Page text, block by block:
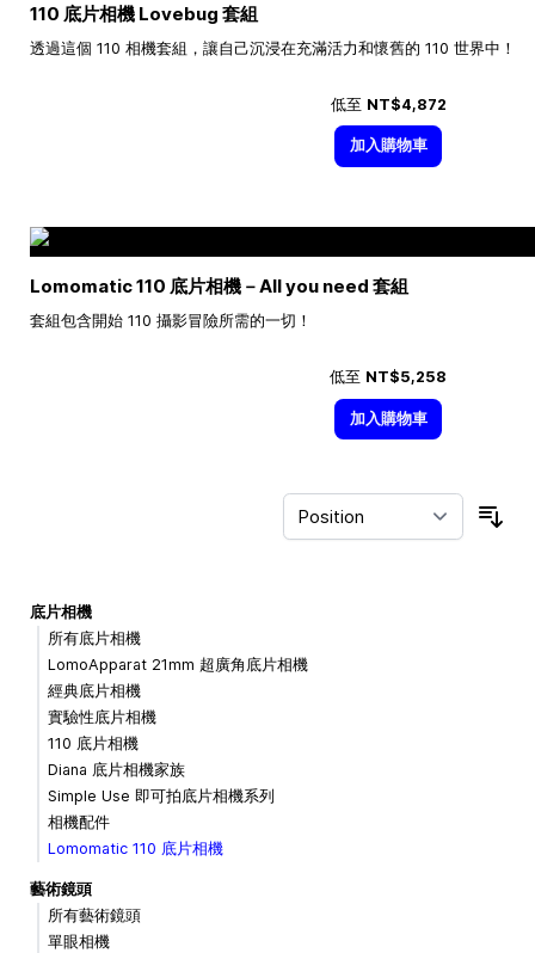
110 底片相機 Lovebug 套組
透過這個 110 相機套組，讓自己沉浸在充滿活力和懷舊的 110 世界中！
低至 NT$4,872
加入購物車
Lomomatic 110 底片相機－All you need 套組
套組包含開始 110 攝影冒險所需的一切！
低至 NT$5,258
加入購物車
底片相機
所有底片相機
LomoApparat 21mm 超廣角底片相機
經典底片相機
實驗性底片相機
110 底片相機
Diana 底片相機家族
Simple Use 即可拍底片相機系列
相機配件
Lomomatic 110 底片相機
藝術鏡頭
所有藝術鏡頭
單眼相機